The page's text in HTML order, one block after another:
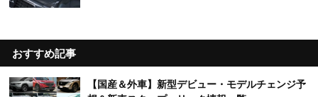
おすすめ記事
【国産＆外車】新型デビュー・モデルチェンジ予